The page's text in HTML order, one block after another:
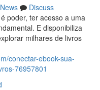
News
Discuss
poder, ter acesso a uma
E disponibiliza
milhares de livros
conectar-ebook-sua-
76957801